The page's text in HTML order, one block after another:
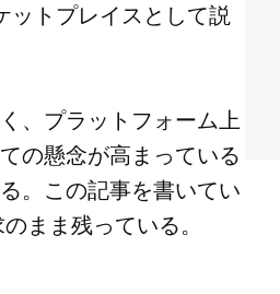
ットプレイスとして説
、プラットフォーム上
の懸念が高まっている
。この記事を書いてい
まま残っている。